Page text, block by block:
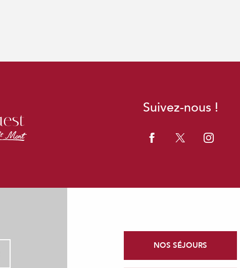
Suivez-nous !
NOS SÉJOURS